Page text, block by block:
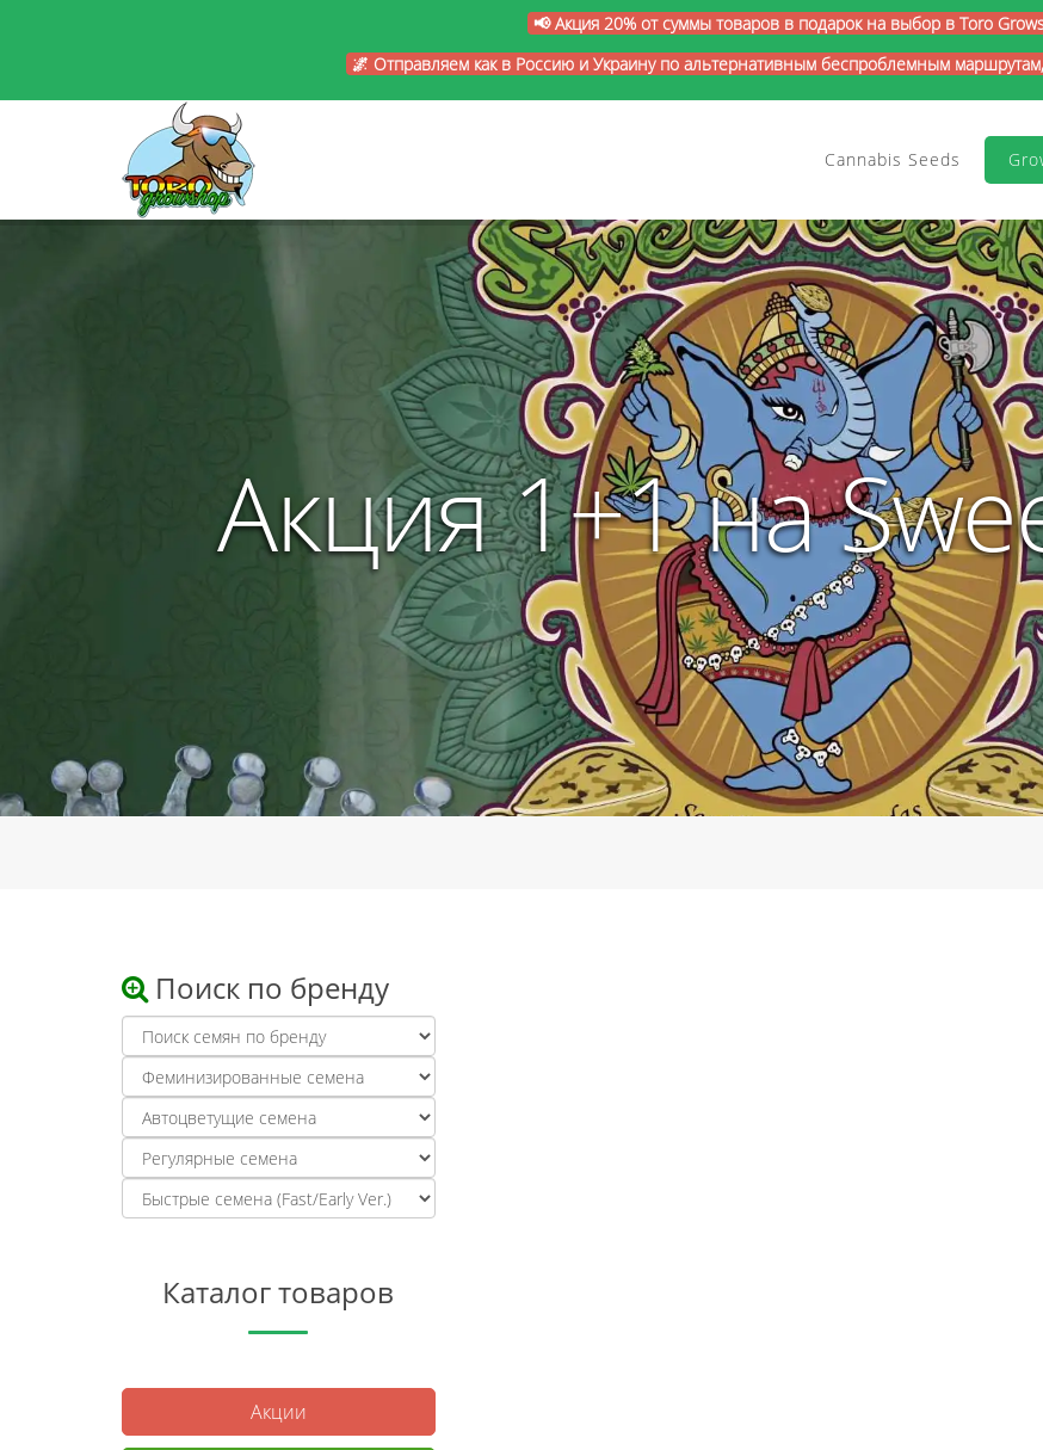
📢 Акция 20% от суммы товаров в подарок на выбор в Toro
🌌 Отправляем как в Россию и Украину по альтернативным беспроблемным
Cannabis Seeds
Акция 1+1 на
Поиск по бренду
Каталог товаров
Акции